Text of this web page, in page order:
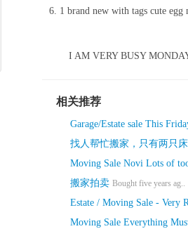
6. 1 brand new with tags cute egg
I AM VERY BUSY
相关推荐
Garage/Estate sale This
找人帮忙搬家，只有两只
Moving Sale Novi Lots of
搬家拍卖 Bought five years ag..
Estate / Moving Sale - Very
Moving Sale Everything